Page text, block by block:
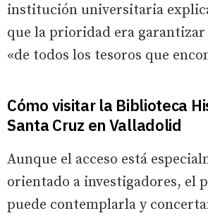
institución universitaria
que la prioridad era
«de todos los tesoros que
Cómo visitar la Biblioteca
Santa Cruz en Valladolid
Aunque el acceso está
orientado a investigadores, el
puede contemplarla y